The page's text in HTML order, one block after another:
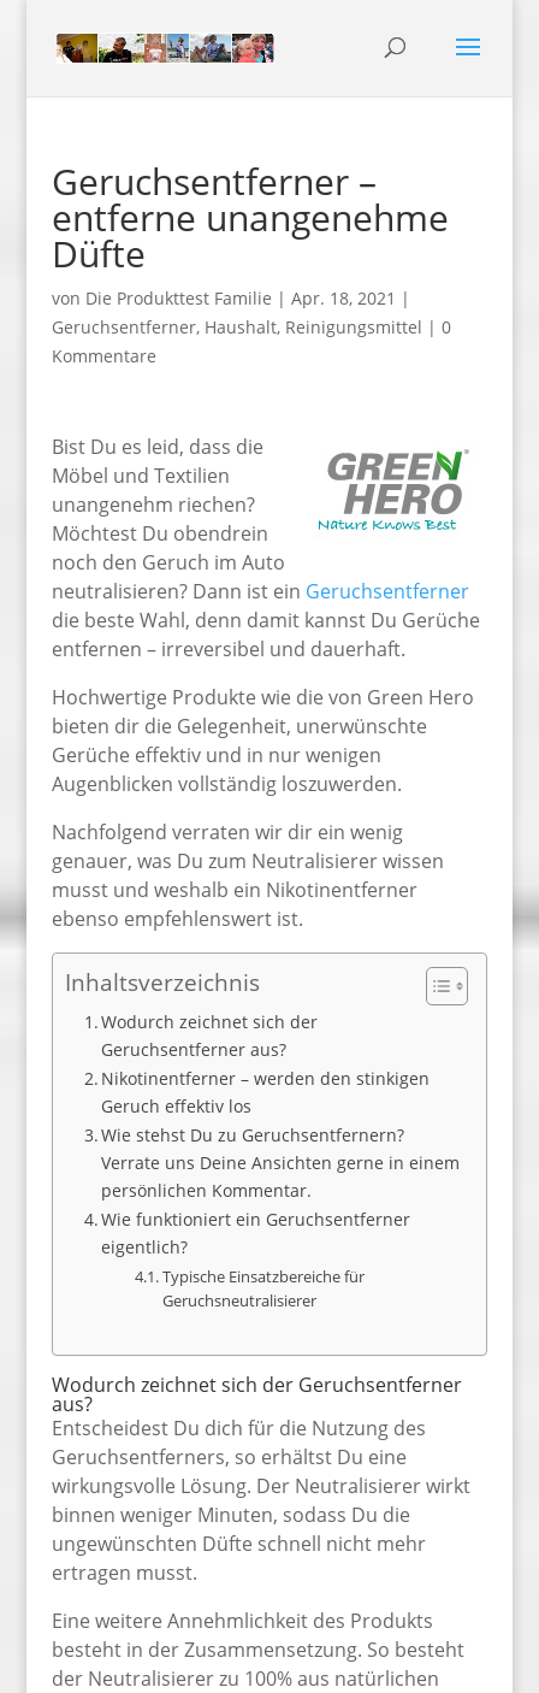
Geruchsentferner –
entferne unangenehme
Düfte
von Die Produkttest Familie | Apr. 18, 2021 |
Geruchsentferner, Haushalt, Reinigungsmittel | 0
Kommentare
Bist Du es leid, dass die
Möbel und Textilien
unangenehm riechen?
Möchtest Du obendrein
noch den Geruch im Auto
neutralisieren? Dann ist ein Geruchsentferner
die beste Wahl, denn damit kannst Du Gerüche
entfernen – irreversibel und dauerhaft.
Hochwertige Produkte wie die von Green Hero
bieten dir die Gelegenheit, unerwünschte
Gerüche effektiv und in nur wenigen
Augenblicken vollständig loszuwerden.
Nachfolgend verraten wir dir ein wenig
genauer, was Du zum Neutralisierer wissen
musst und weshalb ein Nikotinentferner
ebenso empfehlenswert ist.
Inhaltsverzeichnis
Wodurch zeichnet sich der
Geruchsentferner aus?
Nikotinentferner – werden den stinkigen
Geruch effektiv los
Wie stehst Du zu Geruchsentfernern?
Verrate uns Deine Ansichten gerne in einem
persönlichen Kommentar.
Wie funktioniert ein Geruchsentferner
eigentlich?
Typische Einsatzbereiche für
Geruchsneutralisierer
Wodurch zeichnet sich der Geruchsentferner
aus?
Entscheidest Du dich für die Nutzung des
Geruchsentferners, so erhältst Du eine
wirkungsvolle Lösung. Der Neutralisierer wirkt
binnen weniger Minuten, sodass Du die
ungewünschten Düfte schnell nicht mehr
ertragen musst.
Eine weitere Annehmlichkeit des Produkts
besteht in der Zusammensetzung. So besteht
der Neutralisierer zu 100% aus natürlichen